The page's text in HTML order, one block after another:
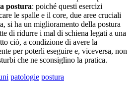
postura: poiché questi esercizi
le spalle e il core, due aree cruciali
si ha un miglioramento della postura
di ridurre i mal di schiena legati a una
ciò, a condizione di avere la
per poterli eseguire e, viceversa, non
che ne sconsiglino la pratica.
patologie postura